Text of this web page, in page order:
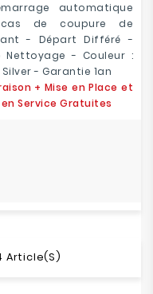
automatique
de coupure de
- Départ Différé -
Nettoyage - Couleur :
Silver - Garantie 1an
+ Mise en Place et
en Service Gratuites
Article(s)